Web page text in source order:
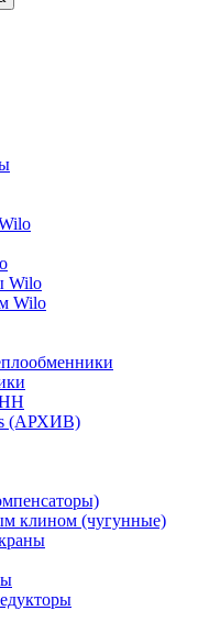
Wilo
Wilo
НН
(АРХИВ)
клином (чугунные)